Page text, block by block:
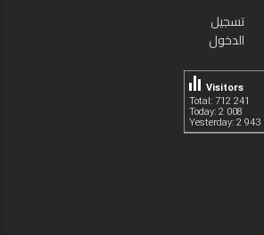
تسجيل
الدخول
Total: 712 241
Today: 2 008
Yesterday: 2 943
Visitors